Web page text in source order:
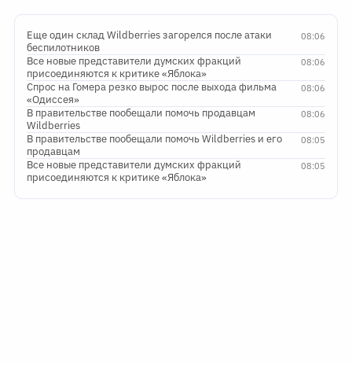
08:06
Еще один склад Wildberries загорелся после атаки
беспилотников
08:06
Все новые представители думских фракций
присоединяются к критике «Яблока»
08:06
Спрос на Гомера резко вырос после выхода фильма
«Одиссея»
08:06
В правительстве пообещали помочь продавцам
Wildberries
08:05
В правительстве пообещали помочь Wildberries и его
продавцам
08:05
Все новые представители думских фракций
присоединяются к критике «Яблока»